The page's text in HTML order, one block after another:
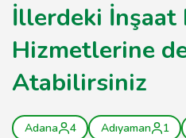
İllerdeki İnşaat
Hizmetlerine
Atabilirsiniz
Adana 4 Adıyaman 1